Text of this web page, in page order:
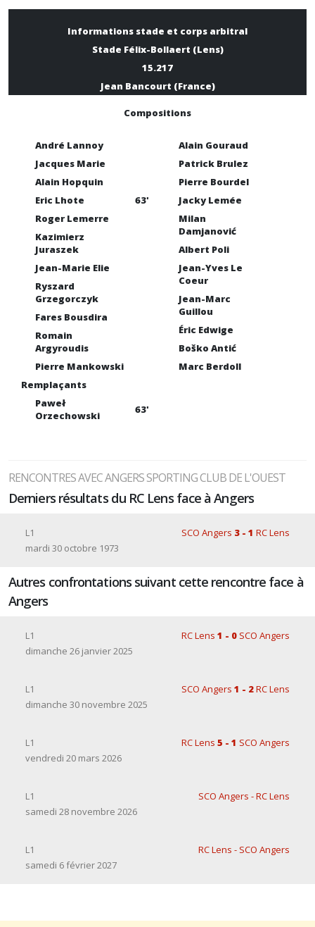
Informations stade et corps arbitral
Stade Félix-Bollaert (Lens)
15.217
Jean Bancourt (France)
Compositions
André Lannoy
Jacques Marie
Alain Hopquin
Eric Lhote
63'
Roger Lemerre
Kazimierz
Juraszek
Jean-Marie Elie
Ryszard
Grzegorczyk
Fares Bousdira
Romain
Argyroudis
Pierre Mankowski
Remplaçants
Paweł
Orzechowski
63'
Alain Gouraud
Patrick Brulez
Pierre Bourdel
Jacky Lemée
Milan
Damjanović
Albert Poli
Jean-Yves Le
Coeur
Jean-Marc
Guillou
Éric Edwige
Boško Antić
Marc Berdoll
RENCONTRES AVEC ANGERS SPORTING CLUB DE L'OUEST
Derniers résultats du RC Lens face à Angers
L1 SCO Angers 3 - 1 RC Lens
mardi 30 octobre 1973
Autres confrontations suivant cette rencontre face à
Angers
L1 RC Lens 1 - 0 SCO Angers
dimanche 26 janvier 2025
L1 SCO Angers 1 - 2RC Lens
dimanche 30 novembre 2025
L1 RC Lens 5 - 1 SCO Angers
vendredi 20 mars 2026
L1
SCO Angers - RC Lens
samedi 28 novembre 2026
L1
RC Lens - SCO Angers
samedi 6 février 2027